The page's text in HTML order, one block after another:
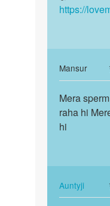
https://
MansurIn
reply
to
चिंता
एक…
Mera
sperm
count
a…
Mera
raha hi
hi
AuntyjiIn
reply